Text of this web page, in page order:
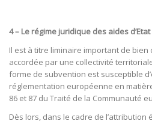
4 – Le régime juridique des aides d’Etat
Il est à titre liminaire important de bien
accordée par une collectivité
forme de subvention est susceptible
réglementation européenne en
86 et 87 du Traité de la Communauté
Dès lors, dans le cadre de l’attribution